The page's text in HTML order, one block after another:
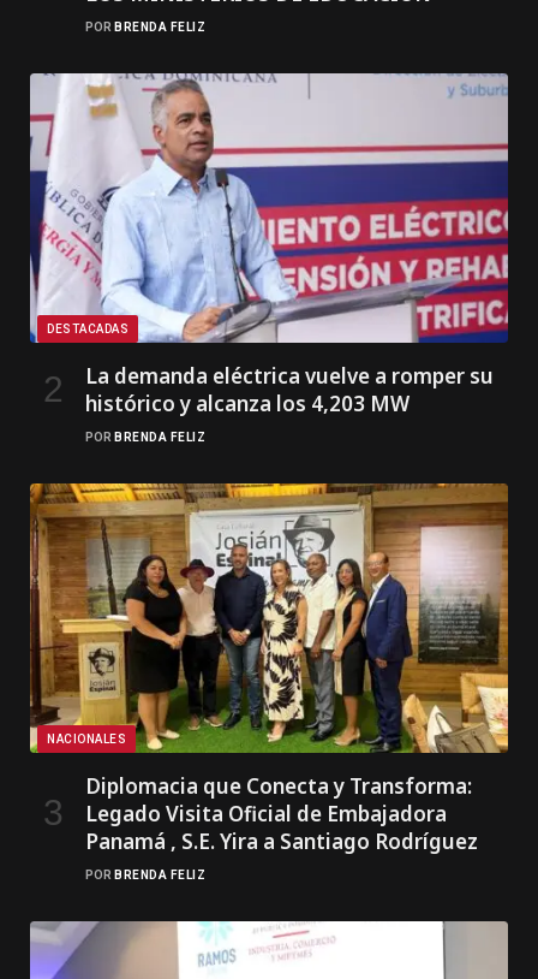
POR BRENDA FELIZ
DESTACADAS
La demanda eléctrica vuelve a romper su
histórico y alcanza los 4,203 MW
POR BRENDA FELIZ
NACIONALES
Diplomacia que Conecta y Transforma:
Legado Visita Oficial de Embajadora
Panamá , S.E. Yira a Santiago Rodríguez
POR BRENDA FELIZ